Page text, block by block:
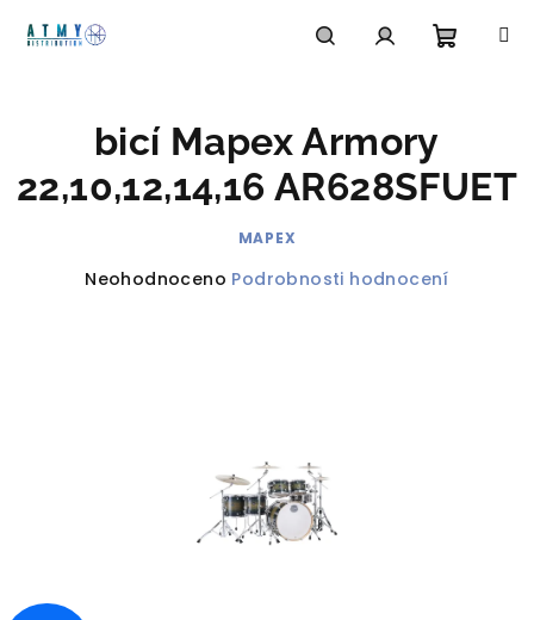
bicí Mapex Armory
22,10,12,14,16 AR628SFUET
MAPEX
Průměrné
Neohodnoceno Podrobnosti hodnocení